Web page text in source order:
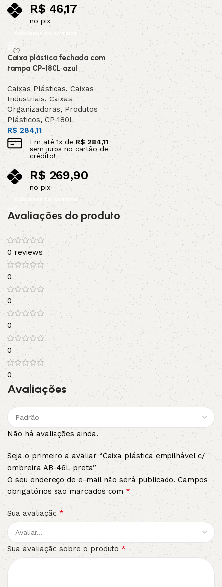
R$46,17
no pix
Adicionar ao carrinho
Caixa plástica fechada com
tampa CP-180L azul
Caixas Plásticas,Caixas
Industriais, Caixas
Organizadoras, Produtos
Plásticos,CP-180L
R$ 284,11
Em até 1x deR$ 284,11
sem juros no cartão de
crédito!
R$ 269,90
no pix
Adicionar ao carrinho
Avaliações do produto
0 reviews
0
0
0
0
0
Avaliações
Não há avaliações ainda.
Seja o primeiro a avaliar “Caixa plástica empilhável c/
ombreira AB-46L preta”
O seu endereço de e-mail não será publicado. Campos
obrigatórios são marcados com *
Sua avaliação *
Sua avaliação sobre o produto *